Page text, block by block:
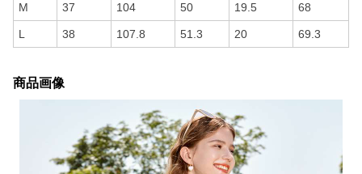
M 37 104 50 19.5 68
L 38 107.8 51.3 20 69.3
商品画像